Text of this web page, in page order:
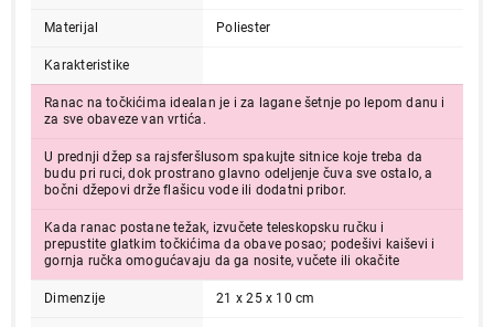
Materijal Poliester
Karakteristike
Ranac na točkićima idealan je i za lagane šetnje po lepom danu i
za sve obaveze van vrtića.
U prednji džep sa rajsferšlusom spakujte sitnice koje treba da
budu pri ruci, dok prostrano glavno odeljenje čuva sve ostalo, a
bočni džepovi drže flašicu vode ili dodatni pribor.
Kada ranac postane težak, izvučete teleskopsku ručku i
prepustite glatkim točkićima da obave posao; podešivi kaiševi i
gornja ručka omogućavaju da ga nosite, vučete ili okačite
Dimenzije 21 x 25 x 10 cm